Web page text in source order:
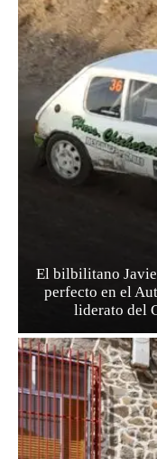
El bilbilitano
perfecto en el
liderato del